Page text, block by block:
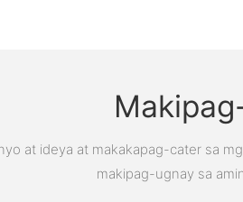
at ideya at makakapag-cater sa
makipag-ugnay sa